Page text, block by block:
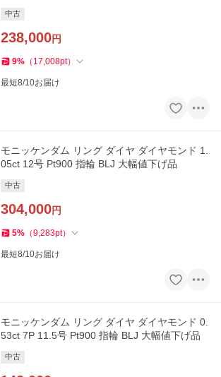
中古
238,000円
9% （ 17,008pt）
最短8/10お届け
モニッケンダム リング ダイヤ ダイヤモンド 1.
05ct 12号 Pt900 指輪 BLJ 大幅値下げ品
中古
304,000円
5% （9,283pt）
最短8/10お届け
モニッケンダム リング ダイヤ ダイヤモンド 0.
53ct 7P 11.5号 Pt900 指輪 BLJ 大幅値下げ品
中古